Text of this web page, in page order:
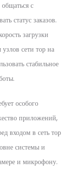
с
статус заказов.
загрузки
узлов сети тор на
стабильное
особого
приложений,
входом в сеть тор
системы и
и микрофону.